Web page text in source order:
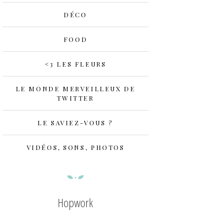
DÉCO
FOOD
<3 LES FLEURS
LE MONDE MERVEILLEUX DE
TWITTER
LE SAVIEZ-VOUS ?
VIDÉOS, SONS, PHOTOS
Hopwork